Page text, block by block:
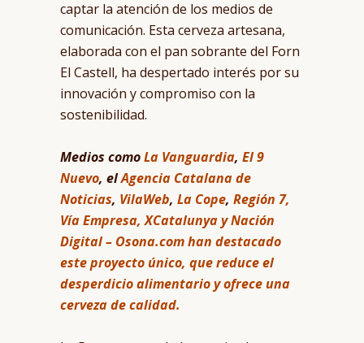
captar la atención de los medios de
comunicación. Esta cerveza artesana,
elaborada con el pan sobrante del Forn
El Castell, ha despertado interés por su
innovación y compromiso con la
sostenibilidad.
Medios comoLa Vanguardia, El 9
Nuevo, elAgencia Catalana de
Noticias, VilaWeb, La Cope, Región 7,
Vía Empresa,XCatalunyayNación
Digital – Osona.comhan destacado
este proyecto único, que reduce el
desperdicio alimentario y ofrece una
cerveza de calidad.